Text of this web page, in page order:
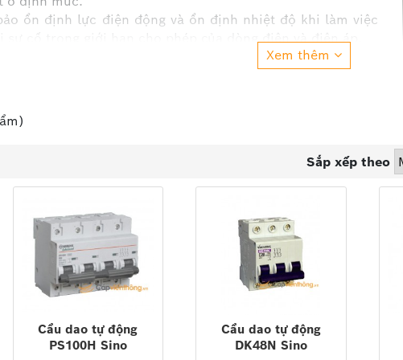
ổn định lực điện động và ổn định nhiệt độ khi làm việc
sự cố trong giới hạn cho phép của dòng điện và điện áp.
làm việc tin cậy, chính xác an toàn, gọn nhẹ, dễ lắp ráp,
làm việc ổn định ở điều kiện khí hậu môi trường mà khi
Xem thêm
Sắp xếp theo
Cầu dao tự động
PS100H Sino
Cầu dao tự động
DK48N Sino